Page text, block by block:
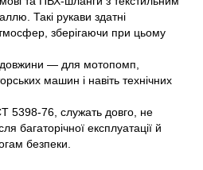
Такі рукави здатні
зберігаючи при цьому
довжини — для мотопомп,
машин і навіть технічних
5398-76, служать довго, не
багаторічної експлуатації й
безпеки.